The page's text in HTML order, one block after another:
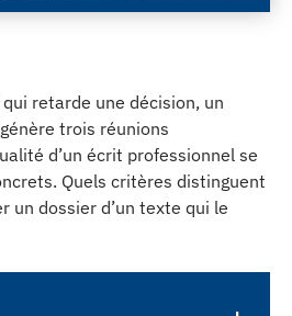
retarde une décision, un
trois réunions
d’un écrit professionnel se
Quels critères distinguent
un dossier d’un texte qui le